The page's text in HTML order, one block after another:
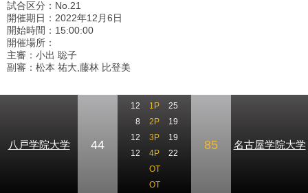
試合区分：No.21
開催期日：2022年12月6日
開始時間：15:00:00
開催場所：
主審：小出 聡子
副審：松本 祐大,藤林 比登美
八戸学院大学 44
12 1P
25
8
2P
19
12
3P
19
12
4P
22
OT
OT
85 名古屋学院大学